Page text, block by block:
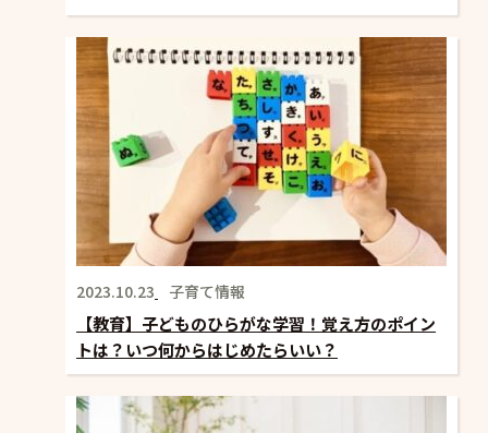
2023.10.23 子育て情報
【教育】子どものひらがな学習！覚え方のポイン
トは？いつ何からはじめたらいい？